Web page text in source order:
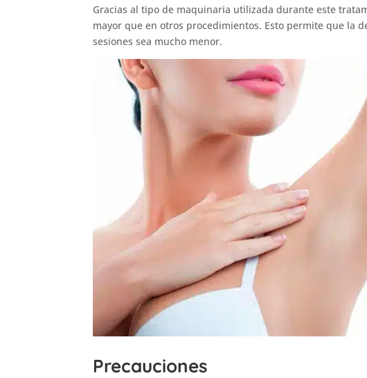
Gracias al tipo de maquinaria utilizada durante este
mayor que en otros procedimientos. Esto permite que la
sesiones sea mucho menor.
Precauciones